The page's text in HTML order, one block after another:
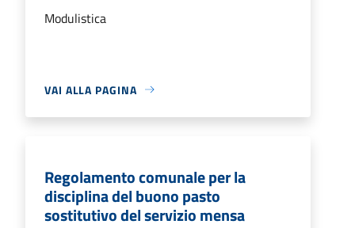
Modulistica
VAI ALLA PAGINA
Regolamento comunale per la
disciplina del buono pasto
sostitutivo del servizio mensa